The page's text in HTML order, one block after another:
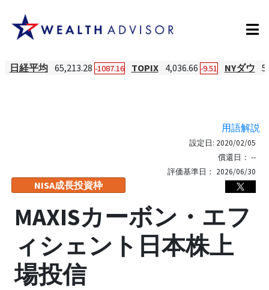
日経平均 65,213.28 -1087.16 TOPIX 4,036.66 -9.51 NYダウ
用語解説
NISA成長投資枠
設定日: 2020/02/05
償還日： --
評価基準日： 2026/06/30
MAXISカーボン・エフ
ィシェント日本株上
場投信